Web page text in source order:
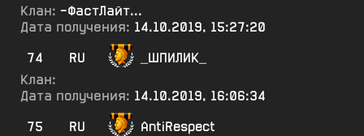
Клан: -ФастЛайт...
Дата получения: 14.10.2019, 15:27:20
74
RU
_ШПИЛИК_
Клан:
Дата получения: 14.10.2019, 16:06:34
75
RU
AntiRespect